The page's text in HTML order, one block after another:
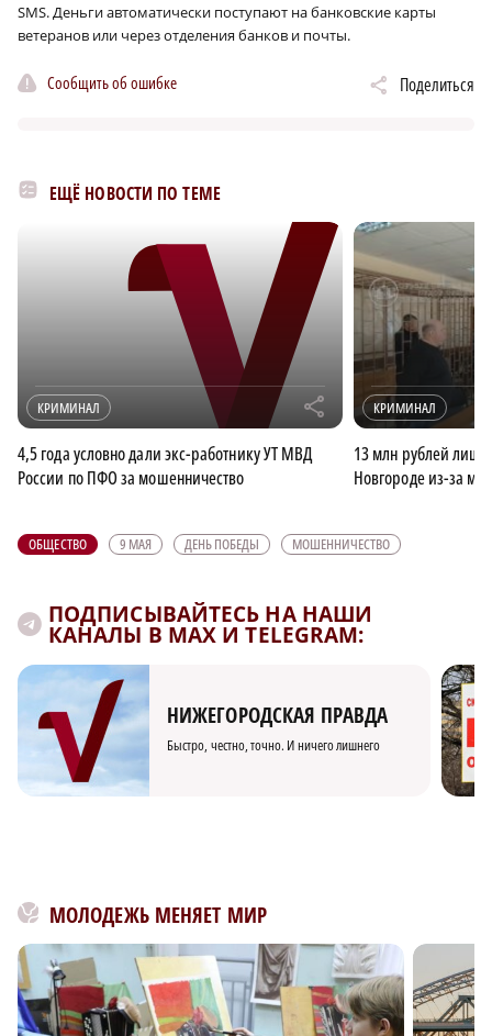
SMS. Деньги автоматически поступают на банковские карты
ветеранов или через отделения банков и почты.
Сообщить об ошибке Поделиться
ЕЩЁ НОВОСТИ ПО ТЕМЕ
КРИМИНАЛ r
4,5 года условно дали экс-работнику УТ МВД
России по ПФО за мошенничество
КРИМИНАЛ
13 млн рублей
Новгороде из-за
ОБЩЕСТВО 9 МАЯ ДЕНЬ ПОБЕДЫ МОШЕННИЧЕСТВО
ПОДПИСЫВАЙТЕСЬ НА НАШИ
КАНАЛЫ В MAX И TELEGRAM:
НИЖЕГОРОДСКАЯ ПРАВДА
Быстро, честно, точно. И ничего лишнего
МОЛОДЕЖЬ МЕНЯЕТ МИР